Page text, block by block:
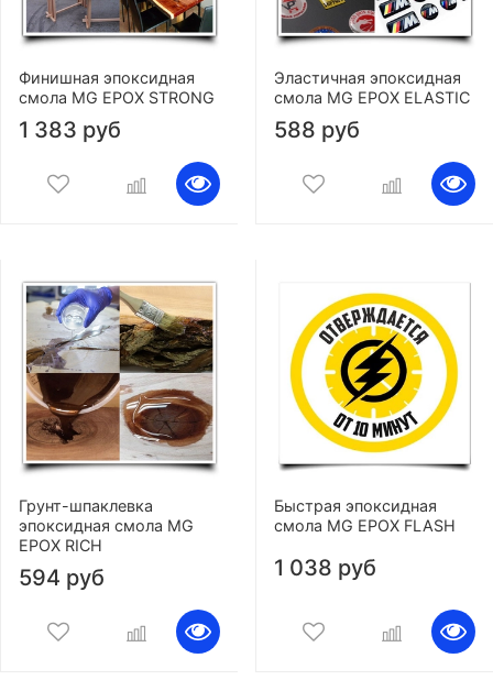
Финишная эпоксидная
смола MG EPOX STRONG
1 383 руб
Эластичная эпоксидная
смола MG EPOX ELASTIC
588 руб
Грунт-шпаклевка
эпоксидная смола MG
EPOX RICH
594 руб
Быстрая эпоксидная
смола MG EPOX FLASH
1 038 руб